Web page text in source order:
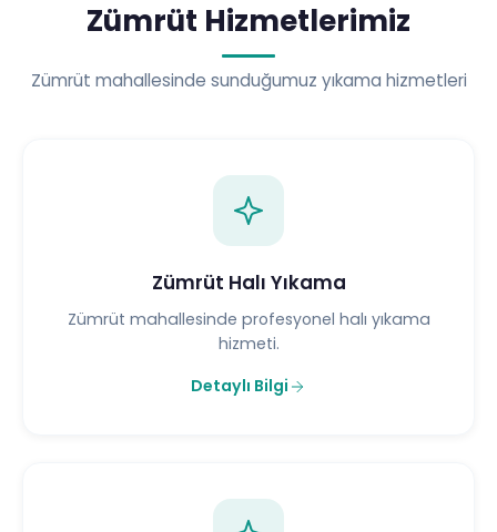
Zümrüt Hizmetlerimiz
Zümrüt mahallesinde sunduğumuz yıkama hizmetleri
Zümrüt Halı Yıkama
Zümrüt mahallesinde profesyonel halı yıkama
hizmeti.
Detaylı Bilgi